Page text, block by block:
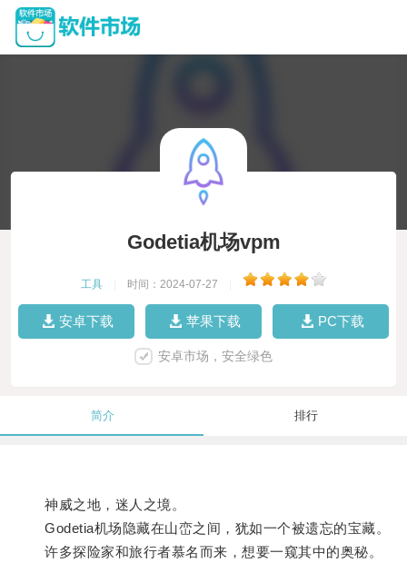
Godetia机场vpm
工具 时间：2024-07-27
安卓下载 苹果下载 PC下载
安卓市场，安全绿色
简介 排行
神威之地，迷人之境。
Godetia机场隐藏在山峦之间，犹如一个被遗忘的宝藏。
许多探险家和旅行者慕名而来，想要一窥其中的奥秘。